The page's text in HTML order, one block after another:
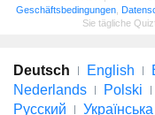
Geschäftsbedingungen
Sie tägliche
Deutsch English
Nederlands
Polski
Русский
Українська